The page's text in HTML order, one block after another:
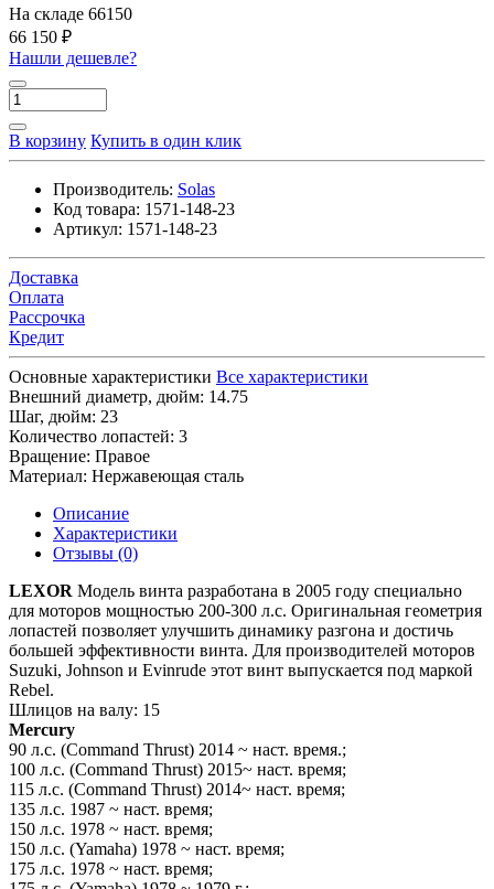
На складе 66150
66 150 ₽
Нашли дешевле?
В корзину Купить в один клик
Производитель: Solas
Код товара: 1571-148-23
Артикул: 1571-148-23
Доставка
Оплата
Рассрочка
Кредит
Основные характеристики Все характеристики
Внешний диаметр, дюйм: 14.75
Шаг, дюйм: 23
Количество лопастей: 3
Вращение: Правое
Материал: Нержавеющая сталь
Описание
Характеристики
Отзывы (0)
LEXOR Модель винта разработана в 2005 году специально
для моторов мощностью 200-300 л.с. Оригинальная геометрия
лопастей позволяет улучшить динамику разгона и достичь
большей эффективности винта. Для производителей моторов
Suzuki, Johnson и Evinrude этот винт выпускается под маркой
Rebеl.
Шлицов на валу: 15
Mercury
90 л.с. (Command Thrust) 2014 ~ наст. время.;
100 л.с. (Command Thrust) 2015~ наст. время;
115 л.с. (Command Thrust) 2014~ наст. время;
135 л.с. 1987 ~ наст. время;
150 л.с. 1978 ~ наст. время;
150 л.с. (Yamaha) 1978 ~ наст. время;
175 л.с. 1978 ~ наст. время;